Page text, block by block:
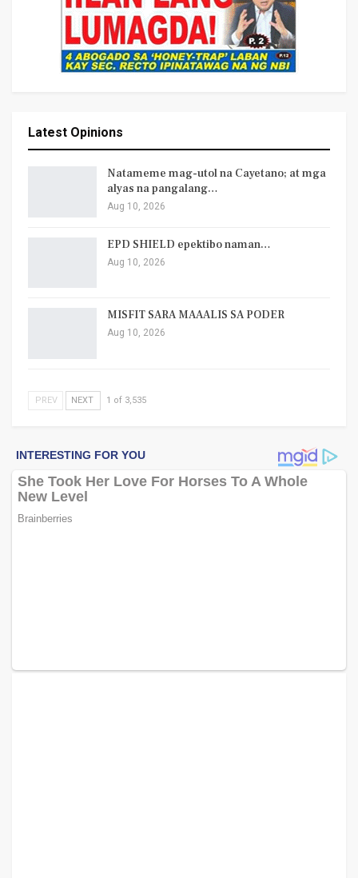
Latest Opinions
Natameme mag-utol na Cayetano; at mga
alyas na pangalang…
Aug 10, 2026
EPD SHIELD epektibo naman…
Aug 10, 2026
MISFIT SARA MAAALIS SA PODER
Aug 10, 2026
PREV NEXT 1 of 3,535